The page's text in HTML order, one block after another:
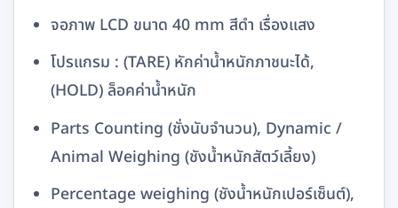
จอภาพ LCD ขนาด 40 mm สีดำ เรื่องแสง
โปรแกรม : (TARE) หักค่าน้ำหนักภาชนะได้,
(HOLD) ล็อคค่าน้ำหนัก
Parts Counting (ชั่งนับจำนวน), Dynamic /
Animal Weighing (ชังน้ำหนักสัตว์เลี้ยง)
Percentage weighing (ชังน้ำหนักเปอร์เซ็นต์),